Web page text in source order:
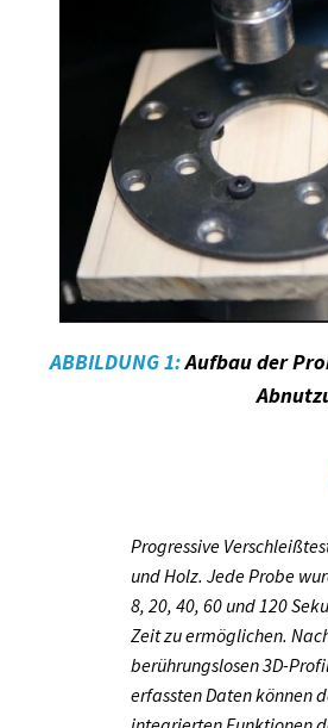
ABBILDUNG 1:Aufbau der
Progressive
und Holz. Jede Probe
8, 20, 40, 60 und 120
Zeit zu ermöglichen.
berührungslosen 3D-
erfassten Daten können